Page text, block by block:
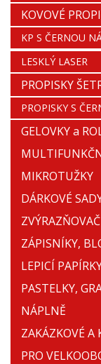
KOVOVÉ
KP S ČERNOU
LESKLÝ LASER
PROPISKY
PROPISKY S
GELOVKY a
MIKROTUŽKY
DÁRKOVÉ
ZÁPISNÍKY,
LEPICÍ
PASTELKY,
NÁPLNĚ
ZAKÁZKOVÉ A
PRO